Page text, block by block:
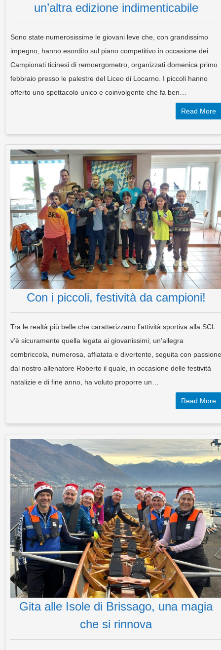
un’altra edizione indimenticabile
Sono state numerosissime le giovani leve che, con grandissimo
impegno, hanno esordito sul piano competitivo in occasione dei
Campionati ticinesi di remoergometro, organizzati domenica primo
febbraio presso le palestre del Liceo di Locarno. I piccoli hanno
offerto uno spettacolo unico e coinvolgente che fa ben…
Read More
Con i piccoli, festività da campioni!
Tra le realtà più belle che caratterizzano l’attività sportiva alla SCL
v’è sicuramente quella legata ai giovanissimi; un’allegra
combriccola, numerosa, affiatata e divertente, seguita con passione
dal nostro allenatore Roberto il quale, in occasione delle festività
natalizie e di fine anno, ha voluto proporre un…
Read More
Gita alle Isole di Brissago, una magia
che si rinnova